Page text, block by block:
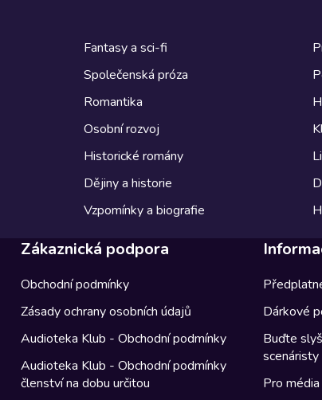
Fantasy a sci-fi
Společenská próza
Romantika
Osobní rozvoj
Historické romány
Dějiny a historie
Vzpomínky a biografie
Zákaznická podpora
Obchodní podmínky
Zásady ochrany osobních údajů
Audioteka Klub - Obchodní podmínky
Audioteka Klub - Obchodní podmínky
členství na dobu určitou
Dárkové
Buďte
scenáristy
Pro média